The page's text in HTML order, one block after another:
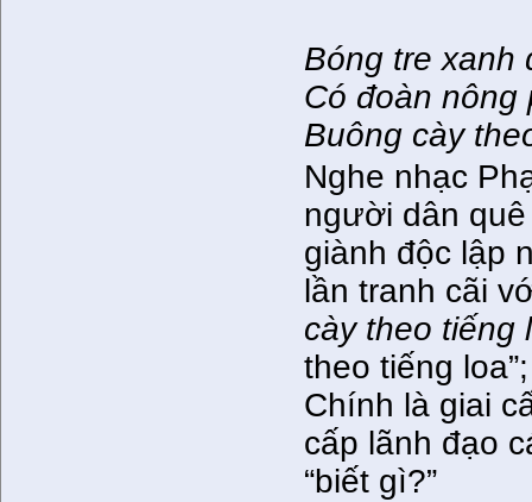
Bóng tre xanh
Có đoàn nông
Buông cày
Nghe nhạc
người dân
giành độc lập
lần tranh cãi
cày theo tiếng
theo tiếng
Chính là giai
cấp lãnh đạo
“biết gì?”